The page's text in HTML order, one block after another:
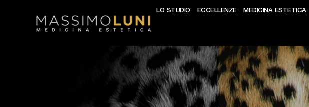
LO STUDIO ECCELLENZE MEDICINA ESTETICA